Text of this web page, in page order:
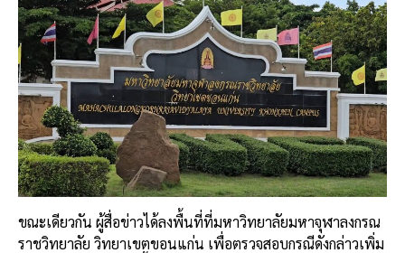
ขณะเดียวกัน ผู้สื่อข่าวได้ลงพื้นที่ที่มหาวิทยาลัยมหาจุฬาลงกรณ
ราชวิทยาลัย วิทยาเขตขอนแก่น เพื่อตรวจสอบกรณีดังกล่าวเพิ่ม